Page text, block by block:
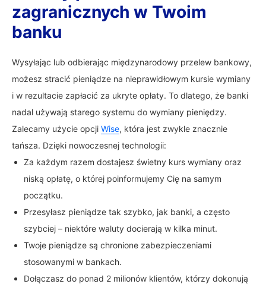
zagranicznych w Twoim
banku
Wysyłając lub odbierając międzynarodowy przelew bankowy,
możesz stracić pieniądze na nieprawidłowym kursie wymiany
i w rezultacie zapłacić za ukryte opłaty. To dlatego, że banki
nadal używają starego systemu do wymiany pieniędzy.
Zalecamy użycie opcji Wise, która jest zwykle znacznie
tańsza. Dzięki nowoczesnej technologii:
Za każdym razem dostajesz świetny kurs wymiany oraz
niską opłatę, o której poinformujemy Cię na samym
początku.
Przesyłasz pieniądze tak szybko, jak banki, a często
szybciej – niektóre waluty docierają w kilka minut.
Twoje pieniądze są chronione zabezpieczeniami
stosowanymi w bankach.
Dołączasz do ponad 2 milionów klientów, którzy dokonują